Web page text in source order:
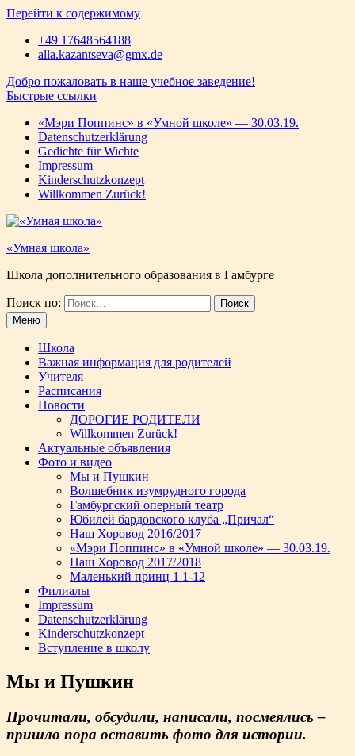
Перейти к содержимому
+49 17648564188
alla.kazantseva@gmx.de
Добро пожаловать в наше учебное заведение!
Быстрые ссылки
«Мэри Поппинс» в «Умной школе» — 30.03.19.
Datenschutzerklärung
Gedichte für Wichtе
Impressum
Kinderschutzkonzept
Willkommen Zurück!
«Умная школа»
Школа дополнительного образования в Гамбурге
Поиск по:
Меню
Школа
Важная информация для родителей
Учителя
Расписания
Новости
ДОРОГИЕ РОДИТЕЛИ
Willkommen Zurück!
Актуальные объявления
Фото и видео
Мы и Пушкин
Волшебник изумрудного города
Гамбургский оперный театр
Юбилей бардовского клуба „Причал“
Наш Хоровод 2016/2017
«Мэри Поппинс» в «Умной школе» — 30.03.19.
Наш Хоровод 2017/2018
Маленький принц 1 1-12
Филиалы
Impressum
Datenschutzerklärung
Kinderschutzkonzept
Вступление в школу
Мы и Пушкин
Прочитали, обсудили, написали, посмеялись –
пришло пора оставить фото для истории.